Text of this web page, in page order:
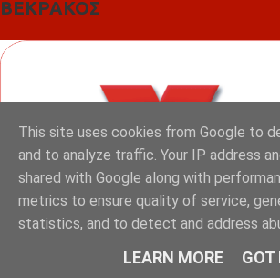
ΒΕΚΡΑΚΟΣ
This site uses cookies from Google to
and to analyze traffic. Your IP address
shared with Google along with
metrics to ensure quality of service,
statistics, and to detect and address
LEARN MORE GOT